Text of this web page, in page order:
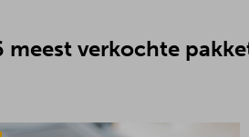
verkochte